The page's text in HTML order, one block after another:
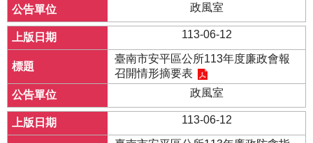
政風室
113-06-12
臺南市安平區公所113年度廉政會報
召開情形摘要表
政風室
113-06-12